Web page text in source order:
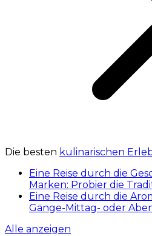
Die besten kulinarischen
Eine Reise durch die
Marken: Probier die
Eine Reise durch die
Gänge-Mittag- oder
Alle anzeigen